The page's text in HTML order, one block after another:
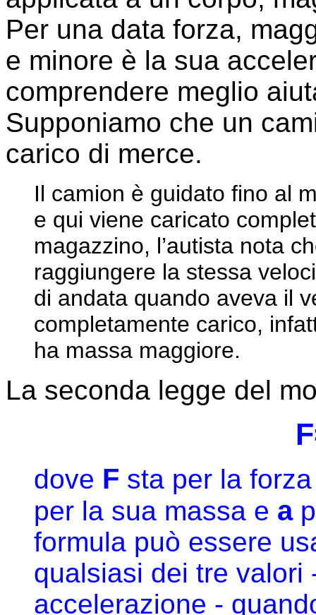
Per una data forza,
e minore è la sua
comprendere meglio
Supponiamo che un
carico di merce.
Il camion è guidato fino al
e qui viene caricato
magazzino, l’autista nota
raggiungere la stessa
di andata quando aveva il
completamente carico,
ha massa maggiore.
La seconda legge del
dove F sta per la
per la sua massa e a
formula può essere
qualsiasi dei tre valori
accelerazione -